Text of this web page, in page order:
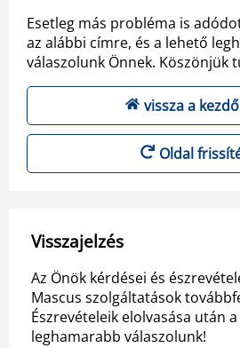
Esetleg más probléma is
az alábbi címre, és a lehető
válaszolunk Önnek. Köszönjük
vissza a
Oldal
Visszajelzés
Az Önök kérdései és
Mascus szolgáltatások
Észrevételeik elolvasása után
leghamarabb válaszolunk!